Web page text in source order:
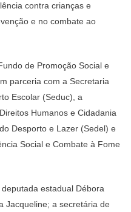
contra crianças e
e no combate ao
de Promoção Social e
parceria com a Secretaria
Escolar (Seduc), a
Humanos e Cidadania
Desporto e Lazer (Sedel) e
Social e Combate à Fome
estadual Débora
Jacqueline; a secretária de